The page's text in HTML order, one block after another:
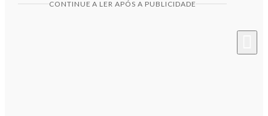
CONTINUE A LER APÓS A PUBLICIDADE